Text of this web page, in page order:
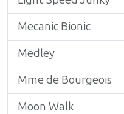
Mecanic Bionic
Medley
Mme de Bourgeois
Moon Walk